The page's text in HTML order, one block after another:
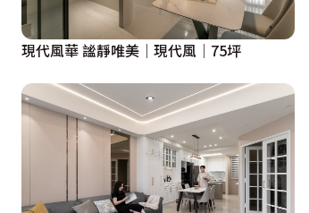
現代風華 謐靜唯美│現代風│75坪